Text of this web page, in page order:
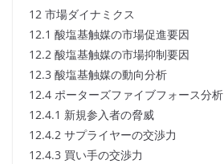
12 市場ダイナミクス
12.1 酸塩基触媒の市場促進要因
12.2 酸塩基触媒の市場抑制要因
12.3 酸塩基触媒の動向分析
12.4 ポーターズファイブフォース分析
12.4.1 新規参入者の脅威
12.4.2 サプライヤーの交渉力
12.4.3 買い手の交渉力